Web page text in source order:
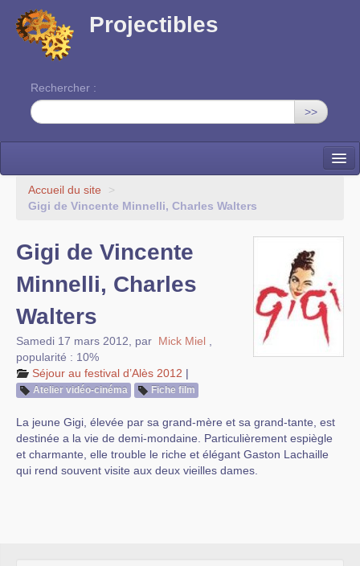
Projectibles
Rechercher :
>>
La ruche
Cinéma
EDITO
Accueil du site
>
Gigi de Vincente Minnelli, Charles Walters
Gigi de Vincente
Minnelli, Charles
Walters
Samedi 17 mars 2012 par Mick Miel
popularité : 10%
Séjour au festival d’Alès 2012 |
Atelier vidéo-cinéma Fiche film
La jeune Gigi, élevée par sa grand-mère et sa grand-tante, est
destinée a la vie de demi-mondaine. Particulièrement espiègle
et charmante, elle trouble le riche et élégant Gaston Lachaille
qui rend souvent visite aux deux vieilles dames.